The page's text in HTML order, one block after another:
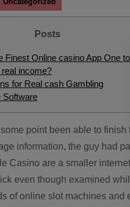
Posts
Finest Online casino App One to
real income?
for Real cash Gambling
Software
information, the guy had
Casino are a smaller
even though examined
of online slot machines